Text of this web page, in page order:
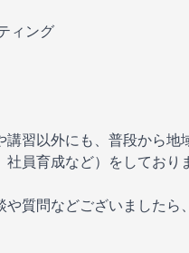
ィング
習以外にも、普段から地
員育成など）をしており
質問などございましたら